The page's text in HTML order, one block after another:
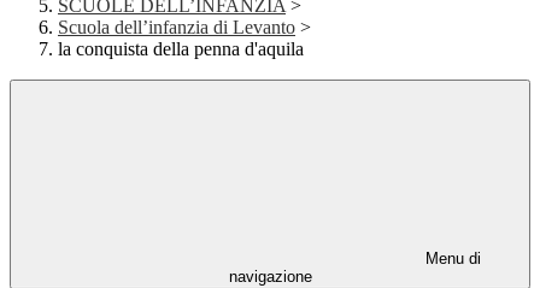
SCUOLE DELL’INFANZIA >
Scuola dell’infanzia di Levanto >
la conquista della penna d'aquila
Menu di
navigazione